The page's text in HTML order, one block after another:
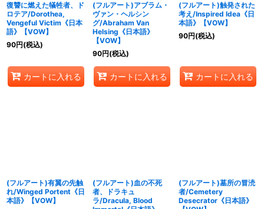
復讐に燃えた犠牲者、ド
ロテア/Dorothea,
Vengeful Victim《日本
語》【VOW】
90円(税込)
カートに入れる
(フルアート)アブラム・
ヴァン・ヘルシン
グ/Abraham Van
Helsing《日本語》
【VOW】
90円(税込)
カートに入れる
(フルアート)触発された
考え/Inspired Idea《日
本語》【VOW】
90円(税込)
カートに入れる
(フルアート)有翼の先触
れ/Winged Portent《日
本語》【VOW】
(フルアート)血の不死
者、ドラキュ
ラ/Dracula, Blood
(フルアート)墓所の冒涜
者/Cemetery
Desecrator《日本語》